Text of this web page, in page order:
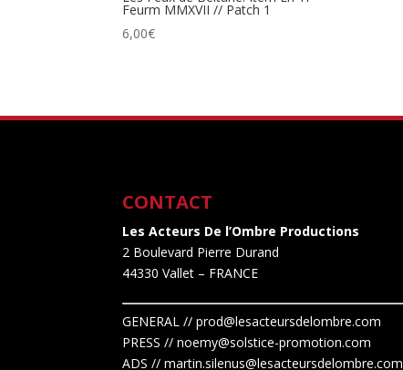
Feurm MMXVII // Patch 1
6,00€
CONTACT
Les Acteurs De l’Ombre Productions
2 Boulevard Pierre Durand
44330 Vallet – FRANCE
GENERAL // prod@lesacteursdelombre.com
PRESS // noemy@solstice-promotion.com
ADS //martin.silenus@lesacteursdelombre.com